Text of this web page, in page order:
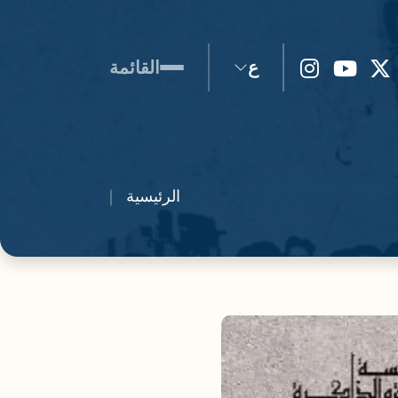
ع القائمة
الرئيسية